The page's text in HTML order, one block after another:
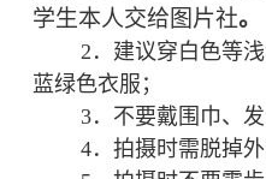
学生本人交给图片社。
2 ．建议穿白色等
蓝绿色衣服；
3．不要戴围巾、
4．拍摄时需脱掉